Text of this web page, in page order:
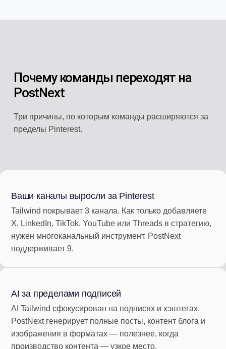
Почему команды переходят на
PostNext
Три причины, по которым команды расширяются за
пределы Pinterest.
Ваши каналы выросли за Pinterest
Tailwind покрывает 3 канала. Как только добавляете
X, LinkedIn, TikTok, YouTube или Threads в стратегию,
нужен многоканальный инструмент. PostNext
поддерживает 9.
AI за пределами подписей
AI Tailwind сфокусирован на подписях и хэштегах.
PostNext генерирует полные посты, контент блога и
изображения в форматах — полезнее, когда
производство контента — узкое место.